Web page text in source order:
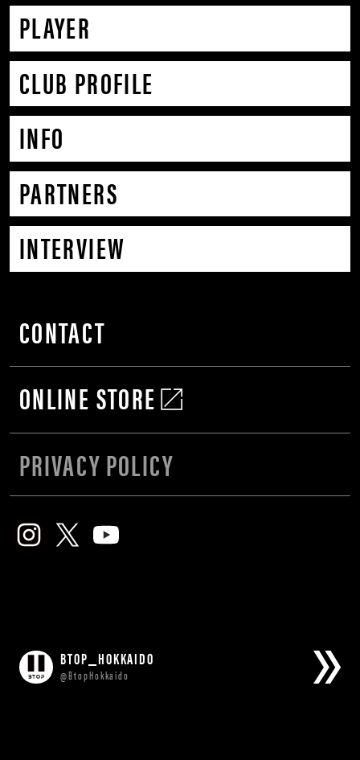
PLAYER
CLUB PROFILE
INFO
PARTNERS
INTERVIEW
CONTACT
ONLINE STORE
PRIVACY POLICY
BTOP_HOKKAIDO
@BtopHokkaido